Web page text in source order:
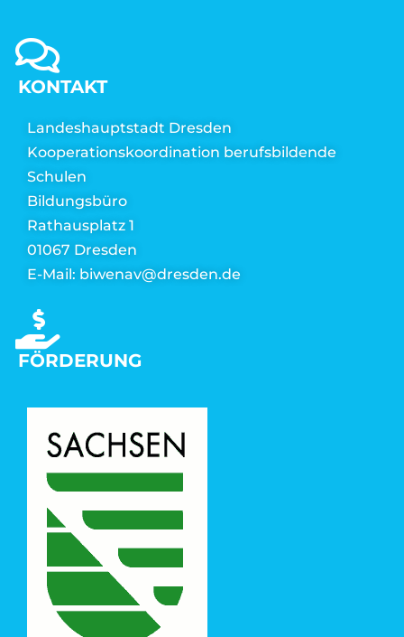
KONTAKT
Landeshauptstadt Dresden
Kooperationskoordination berufsbildende
Schulen
Bildungsbüro
Rathausplatz 1
01067 Dresden
E-Mail: biwenav@dresden.de
FÖRDERUNG